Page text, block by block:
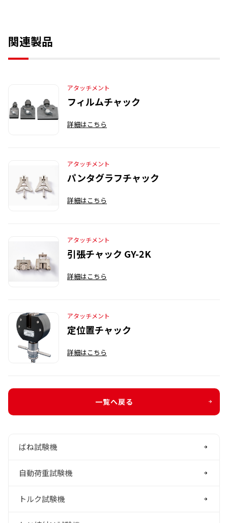
関連製品
アタッチメント
フィルムチャック
詳細はこちら
アタッチメント
パンタグラフチャック
詳細はこちら
アタッチメント
引張チャック GY-2K
詳細はこちら
アタッチメント
定位置チャック
詳細はこちら
一覧へ戻る
ばね試験機
自動荷重試験機
トルク試験機